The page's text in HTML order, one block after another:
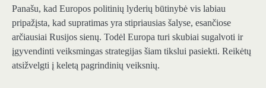
Panašu, kad Europos politinių lyderių būtinybė vis labiau
pripažįsta, kad supratimas yra stipriausias šalyse, esančiose
arčiausiai Rusijos sienų. Todėl Europa turi skubiai sugalvoti ir
įgyvendinti veiksmingas strategijas šiam tikslui pasiekti. Reikėtų
atsižvelgti į keletą pagrindinių veiksnių.